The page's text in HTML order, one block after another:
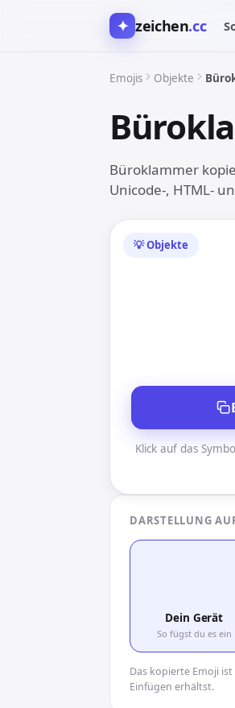
✦ zeichen.cc
Emojis Objekte
Büroklammer
Unicode-, HTML-
💡 Objekte
Klick auf das
DARSTELLUNG
Dein Gerät
So fügst du es ein
Das kopierte Emoji
Einfügen erhältst.